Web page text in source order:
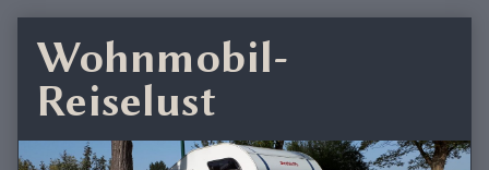
content
Wohnmobil-
Reiselust